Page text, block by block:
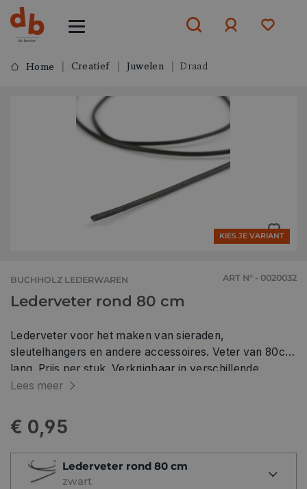
Home Creatief Juwelen Draad
KIES JE VARIANT
BUCHHOLZ LEDERWAREN ART N° - 0020032
Lederveter rond 80 cm
Lederveter voor het maken van sieraden,
sleutelhangers en andere accessoires. Veter van 80cm
lang. Prijs per stuk. Verkrijgbaar in verschillende
kleuren.
Lees meer
€ 0,95
Lederveter rond 80 cm
zwart